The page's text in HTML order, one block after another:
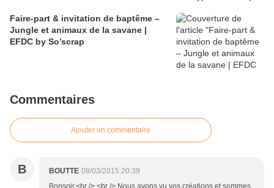
Faire-part & invitation de baptême –
Jungle et animaux de la savane |
EFDC by So’scrap
Commentaires
Ajouter un commentaire
B BOUTTE 08/03/2015 20:39
Bonsoir,<br /> <br /> Nous avons vu vos créations et sommes